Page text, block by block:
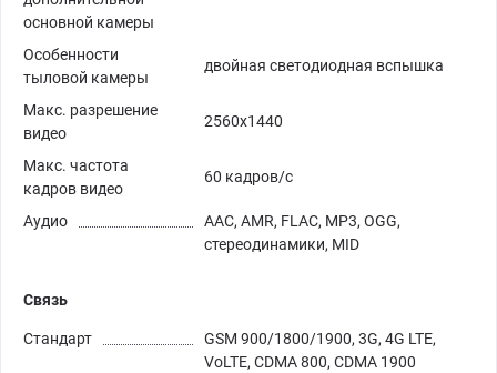
основной камеры
Особенности
тыловой камеры
двойная светодиодная вспышка
Макс. разрешение
видео
2560х1440
Макс. частота
кадров видео
60 кадров/с
Аудио
AAC, AMR, FLAC, MP3, OGG,
стереодинамики, MID
Связь
Стандарт
GSM 900/1800/1900, 3G, 4G LTE,
VoLTE, CDMA 800, CDMA 1900